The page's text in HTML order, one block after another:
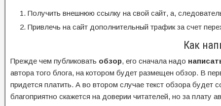
Получить внешнюю ссылку на свой сайт, а,
Привлечь на сайт дополнительный трафик за счет
Как
Прежде чем публиковать обзор, его сначала надо
автора того блога, на котором будет размещен обзор. В
придется платить. А во втором случае текст обзора будет
благоприятно скажется на доверии читателей, но за плату